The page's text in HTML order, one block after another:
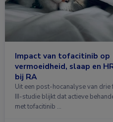
Impact van tofacitinib op
vermoeidheid, slaap en
bij RA
Uit een post-hocanalyse van drie
III-studie blijkt dat actieve
met tofacitinib …